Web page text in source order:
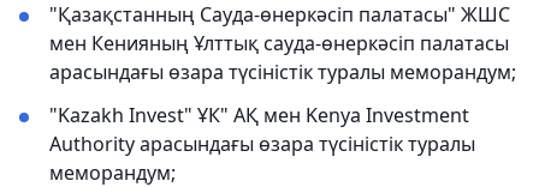
"Қазақстанның Сауда-өнеркәсіп палатасы" ЖШС
мен Кенияның Ұлттық сауда-өнеркәсіп палатасы
арасындағы өзара түсіністік туралы меморандум;
"Kazakh Invest" ҰК" АҚ мен Kenya Investment
Authority арасындағы өзара түсіністік туралы
меморандум;